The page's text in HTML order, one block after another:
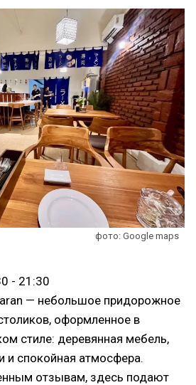
фото: Google maps
- 21:30
— небольшое придорожное
оформленное в
стиле: деревянная мебель,
спокойная атмосфера.
отзывам, здесь подают